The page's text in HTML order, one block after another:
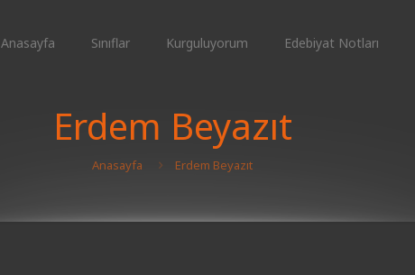
Anasayfa Sınıflar Kurguluyorum Edebiyat Notları
Erdem Beyazıt
Anasayfa Erdem Beyazıt